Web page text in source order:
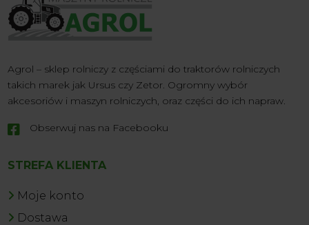
Agrol – sklep rolniczy z częściami do traktorów rolniczych
takich marek jak Ursus czy Zetor. Ogromny wybór
akcesoriów i maszyn rolniczych, oraz części do ich napraw.
 Obserwuj nas na Facebooku
STREFA KLIENTA
Moje konto
Dostawa